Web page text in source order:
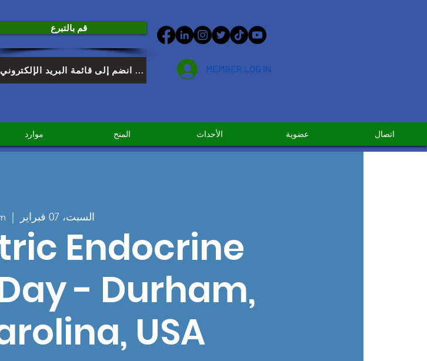
قم بالتبرع
انضم إلى قائمة البريد الإلكتروني لـ HGF MEMBER LOG IN
موارد المنح الأحداث عضوية اتصال
السبت، 07 فبراير
Endocrine
- Durham,
USA